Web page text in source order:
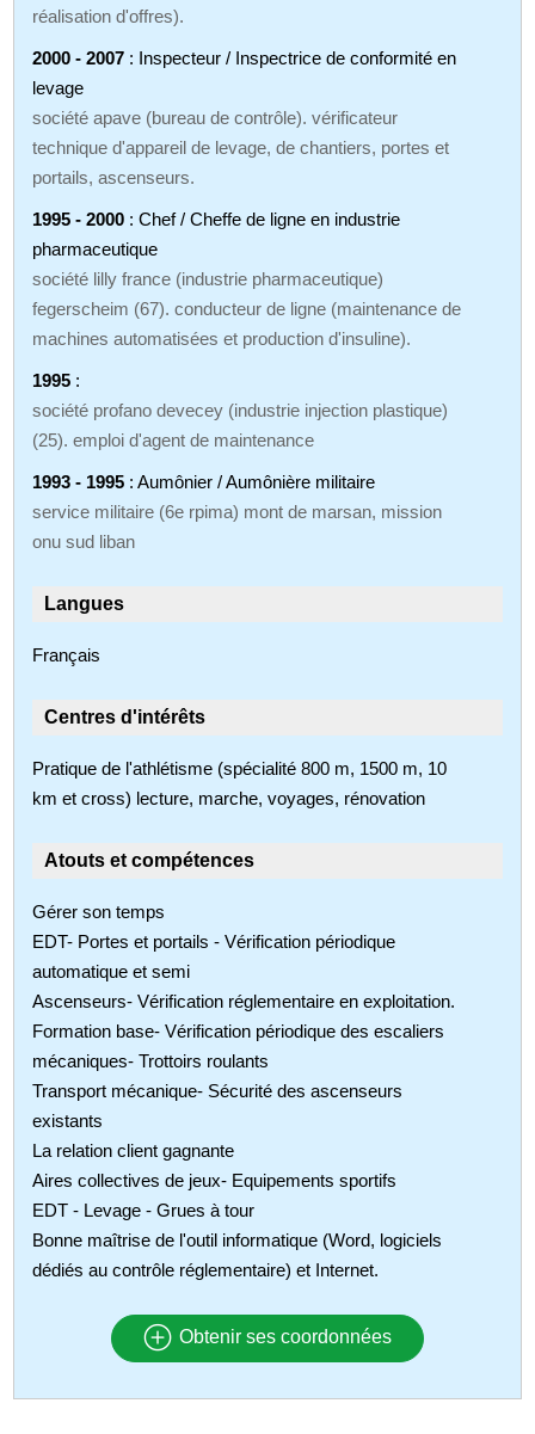
réalisation d'offres).
2000 - 2007 : Inspecteur / Inspectrice de conformité en
levage
société apave (bureau de contrôle). vérificateur
technique d'appareil de levage, de chantiers, portes et
portails, ascenseurs.
1995 - 2000 : Chef / Cheffe de ligne en industrie
pharmaceutique
société lilly france (industrie pharmaceutique)
fegerscheim (67). conducteur de ligne (maintenance de
machines automatisées et production d'insuline).
1995 :
société profano devecey (industrie injection plastique)
(25). emploi d'agent de maintenance
1993 - 1995 : Aumônier / Aumônière militaire
service militaire (6e rpima) mont de marsan, mission
onu sud liban
Langues
Français
Centres d'intérêts
Pratique de l'athlétisme (spécialité 800 m, 1500 m, 10
km et cross) lecture, marche, voyages, rénovation
Atouts et compétences
Gérer son temps
EDT- Portes et portails - Vérification périodique
automatique et semi
Ascenseurs- Vérification réglementaire en exploitation.
Formation base- Vérification périodique des escaliers
mécaniques- Trottoirs roulants
Transport mécanique- Sécurité des ascenseurs
existants
La relation client gagnante
Aires collectives de jeux- Equipements sportifs
EDT - Levage - Grues à tour
Bonne maîtrise de l'outil informatique (Word, logiciels
dédiés au contrôle réglementaire) et Internet.
Obtenir ses coordonnées